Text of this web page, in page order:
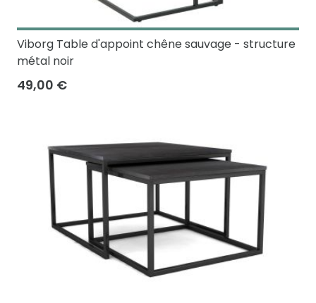
Viborg Table d'appoint chêne sauvage - structure
métal noir
49,00 €